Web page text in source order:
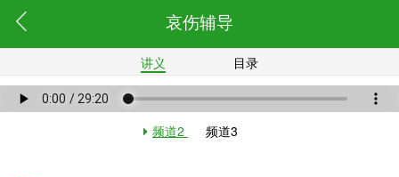
哀伤辅导
讲义 目录
频道2 频道3